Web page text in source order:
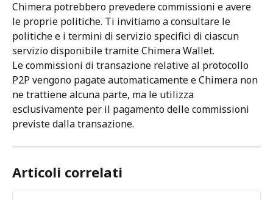
Chimera potrebbero prevedere commissioni e avere
le proprie politiche. Ti invitiamo a consultare le
politiche e i termini di servizio specifici di ciascun
servizio disponibile tramite Chimera Wallet.
Le commissioni di transazione relative al protocollo
P2P vengono pagate automaticamente e Chimera non
ne trattiene alcuna parte, ma le utilizza
esclusivamente per il pagamento delle commissioni
previste dalla transazione.
Articoli correlati